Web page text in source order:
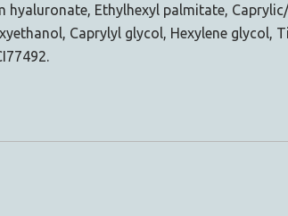
hyaluronate, Ethylhexyl palmitate,
Caprylyl glycol, Hexylene glycol,